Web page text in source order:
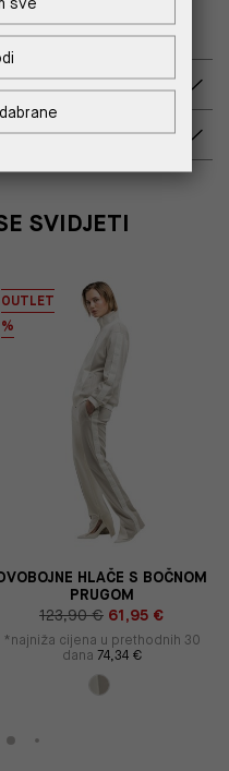
SVIDJETI
OUTLET
%
HLAČE S BOČNOM
PRUGOM
123,90 € 61,95 €
*najniža cijena u prethodnih 30
dana 74,34 €